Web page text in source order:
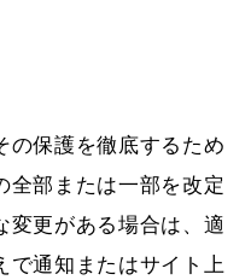
の保護を徹底するため
全部または一部を改定
変更がある場合は、適
で通知またはサイト上